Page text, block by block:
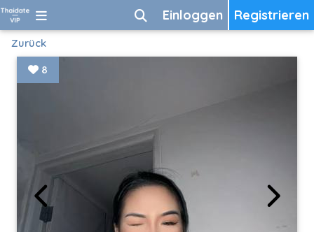
Registrieren
Einloggen
Zurück
8